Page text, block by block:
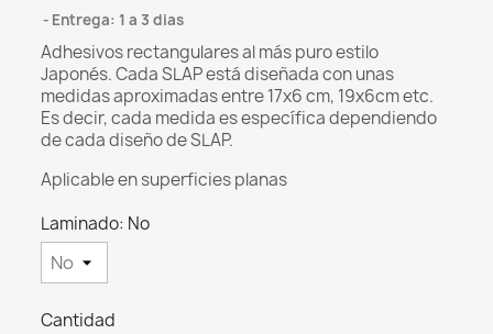
Entrega: 1 a 3 dias
Adhesivos rectangulares al más puro estilo
Japonés. Cada SLAP está diseñada con unas
medidas aproximadas entre 17x6 cm, 19x6cm etc.
Es decir, cada medida es específica dependiendo
de cada diseño de SLAP.
Aplicable en superficies planas
Laminado: No
Cantidad